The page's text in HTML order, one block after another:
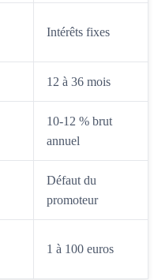
Intérêts fixes
12 à 36 mois
10-12 % brut
annuel
Défaut du
promoteur
1 à 100 euros